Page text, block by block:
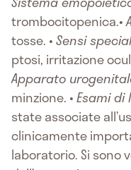
trombocitopenica.•
tosse. •Sensi
ptosi, irritazione
Apparato
minzione. •Esami
state associate
clinicamente
laboratorio. Si sono